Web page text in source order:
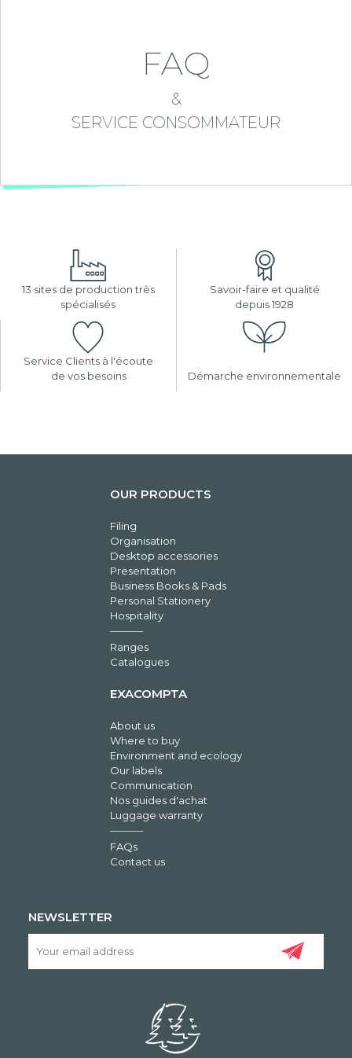
FAQ
&
SERVICE CONSOMMATEUR
13 sites de production très
spécialisés
Savoir-faire et qualité
depuis 1928
Service Clients à l'écoute
de vos besoins
Démarche environnementale
OUR PRODUCTS
Filing
Organisation
Desktop accessories
Presentation
Business Books & Pads
Personal Stationery
Hospitality
Ranges
Catalogues
EXACOMPTA
About us
Where to buy
Environment and ecology
Our labels
Communication
Nos guides d'achat
Luggage warranty
FAQs
Contact us
NEWSLETTER